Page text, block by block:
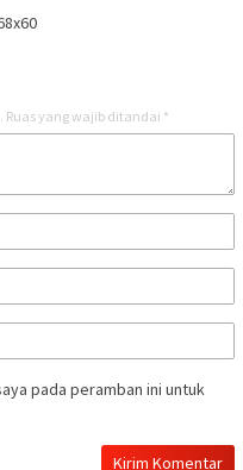
Ruas yang wajib ditandai *
pada peramban ini untuk